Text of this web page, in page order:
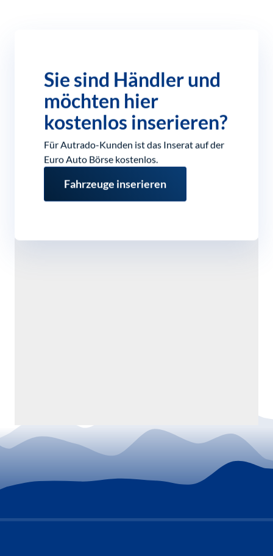
Sie sind Händler und
möchten hier
kostenlos inserieren?
Für Autrado-Kunden ist das Inserat auf der
Euro Auto Börse kostenlos.
Fahrzeuge inserieren